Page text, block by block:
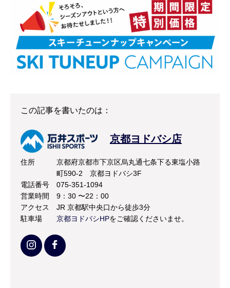
この記事を書いたのは：
京都ヨドバシ店
住所
京都府京都市下京区烏丸通七条下る東塩小路
町590-2 京都ヨドバシ3F
電話番号
075-351-1094
営業時間
9：30 〜22：00
アクセス
JR 京都駅中央口から徒歩3分
駐車場
京都ヨドバシHPをご確認くださいませ。